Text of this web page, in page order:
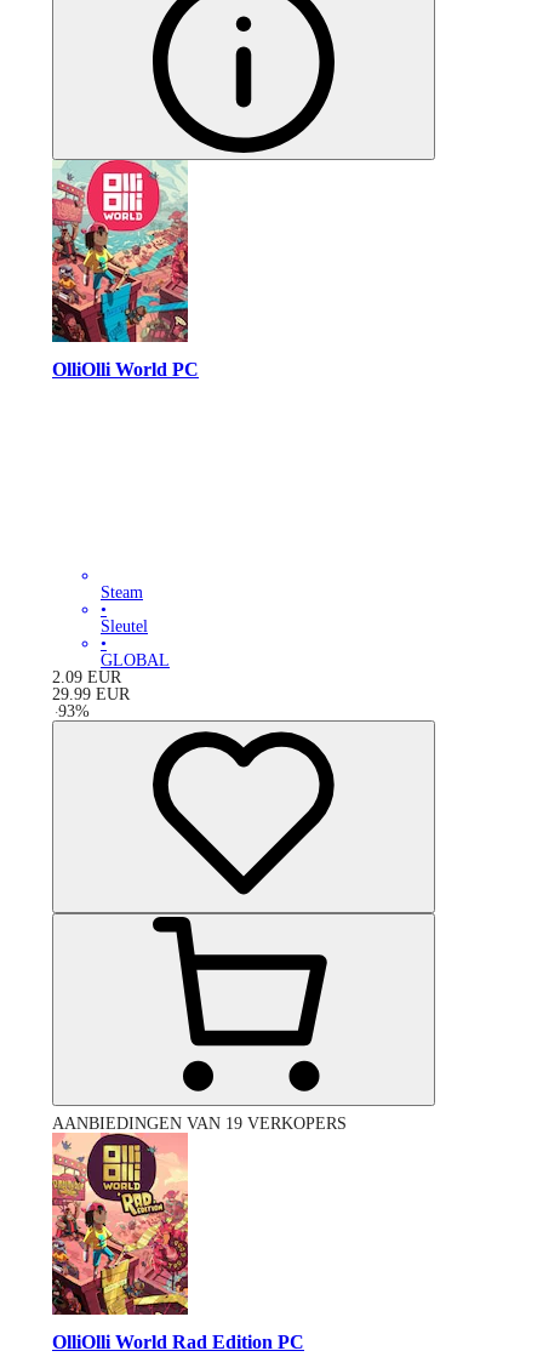
OlliOlli World PC
Steam
•
Sleutel
•
GLOBAL
2.09 EUR
29.99 EUR
-93%
AANBIEDINGEN VAN 19 VERKOPERS
OlliOlli World Rad Edition PC